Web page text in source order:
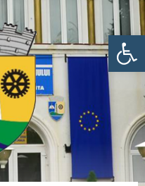
Deschide bara de unelte